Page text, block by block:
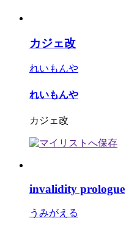
カジェ改
れいもんや
れいもんや
カジェ改
invalidity prologue
うみがえる